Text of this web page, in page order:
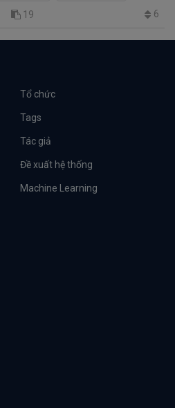
19 6
Tổ chức
Tags
Tác giả
Đề xuất hệ thống
Machine Learning